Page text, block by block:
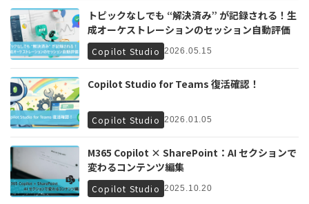
トピックなしでも “解決済み” が記録される！生
成オーケストレーションのセッション自動評価
Copilot Studio 2026.05.15
Copilot Studio for Teams 復活確認！
Copilot Studio 2026.01.05
M365 Copilot × SharePoint：AI セクションで
変わるコンテンツ編集
Copilot Studio 2025.10.20